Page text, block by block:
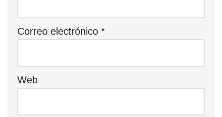
Correo electrónico *
Web